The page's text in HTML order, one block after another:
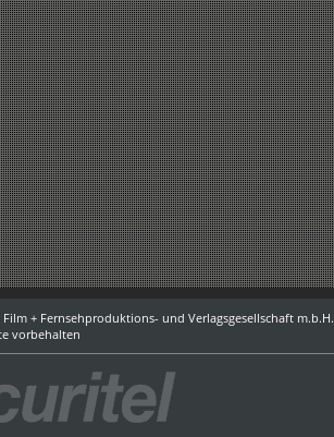
+ Fernsehproduktions- und Verlagsgesellschaft m.b.H.
vorbehalten